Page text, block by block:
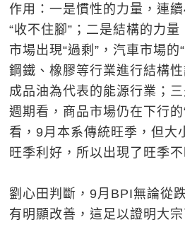
作用：一是慣性的力量，連
“收不住腳”；二是結構的力
市場出現“過剩”，汽車市場的
鋼鐵、橡膠等行業進行結構
成品油為代表的能源行業；
週期看，商品市場仍在下行的
看，9月本系傳統旺季，但大
旺季利好，所以出現了旺季不
劉心田判斷，9月BPI無論從
有明顯改善，這足以證明大